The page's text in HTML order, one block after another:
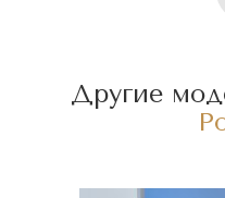
Другие